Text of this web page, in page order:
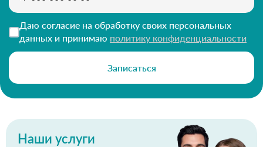
Даю согласие на обработку своих персональных
данных и принимаю политику конфиденциальности
Записаться
Наши услуги